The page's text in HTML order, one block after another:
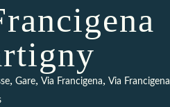
, Gare, Via Francigena, Via Francigena